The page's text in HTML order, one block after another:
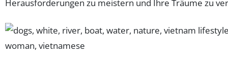
Herausforderungen zu meistern und Ihre Träume zu